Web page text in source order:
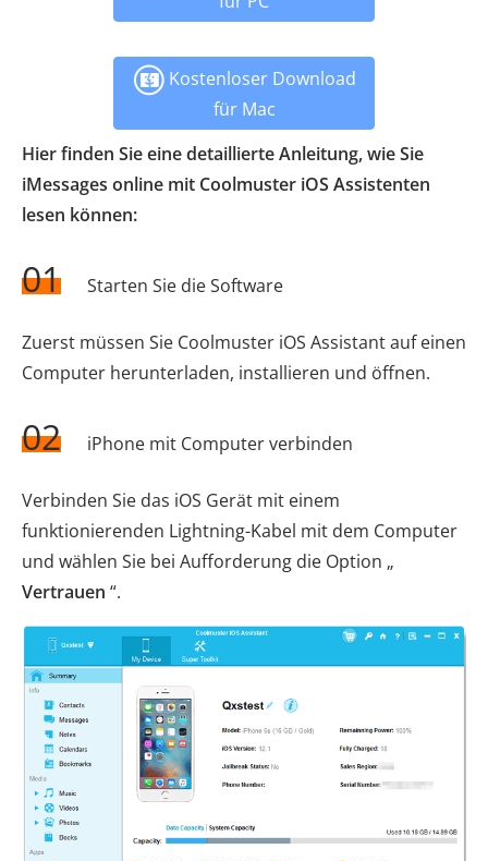
Kostenloser Download
für Mac
Hier finden Sie eine detaillierte Anleitung, wie Sie
iMessages online mit Coolmuster iOS Assistenten
lesen können:
01 Starten Sie die Software
Zuerst müssen Sie Coolmuster iOS Assistant auf einen
Computer herunterladen, installieren und öffnen.
02 iPhone mit Computer verbinden
Verbinden Sie das iOS Gerät mit einem
funktionierenden Lightning-Kabel mit dem Computer
und wählen Sie bei Aufforderung die Option „
Vertrauen “.